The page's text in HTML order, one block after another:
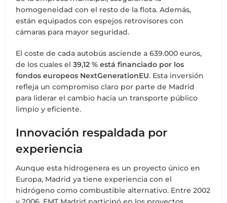
homogeneidad con el resto de la flota. Además,
están equipados con espejos retrovisores con
cámaras para mayor seguridad.
El coste de cada autobús asciende a 639.000 euros,
de los cuales el39,12 % está financiado por los
fondos europeos NextGenerationEU. Esta inversión
refleja un compromiso claro por parte de Madrid
para liderar el cambio hacia un transporte público
limpio y eficiente.
Innovación respaldada por
experiencia
Aunque esta hidrogenera es un proyecto único en
Europa, Madrid ya tiene experiencia con el
hidrógeno como combustible alternativo. Entre 2002